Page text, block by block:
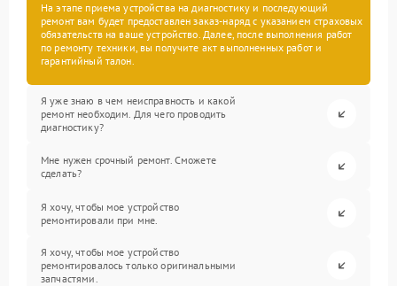
На этапе приема устройства на диагностику и последующий
ремонт вам будет предоставлен заказ-наряд с указанием страховых
обязательств на ваше устройство. Далее, после выполнения работ
по ремонту техники, вы получите акт выполненных работ и
гарантийный талон.
Я уже знаю в чем неисправность и какой
ремонт необходим. Для чего проводить
диагностику?
Мне нужен срочный ремонт. Сможете
сделать?
Я хочу, чтобы мое устройство
ремонтировали при мне.
Я хочу, чтобы мое устройство
ремонтировалось только оригинальными
запчастями.